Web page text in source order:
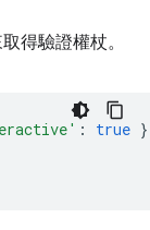
得驗證權杖。
: true